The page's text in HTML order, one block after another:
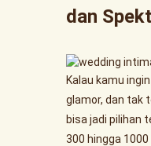
dan
Kalau kamu
glamor, dan tak
bisa jadi pilihan
300 hingga